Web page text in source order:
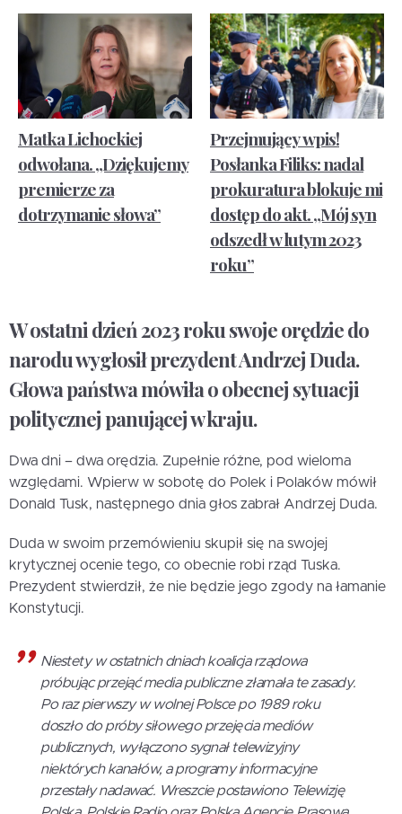
Matka Lichockiej
odwołana. „Dziękujemy
premierze za
dotrzymanie słowa”
Przejmujący wpis!
Posłanka Filiks: nadal
prokuratura blokuje mi
dostęp do akt. „Mój syn
odszedł w lutym 2023
roku”
W ostatni dzień 2023 roku swoje orędzie do
narodu wygłosił prezydent Andrzej Duda.
Głowa państwa mówiła o obecnej sytuacji
politycznej panującej w kraju.
Dwa dni – dwa orędzia. Zupełnie różne, pod wieloma
względami. Wpierw w sobotę do Polek i Polaków mówił
Donald Tusk, następnego dnia głos zabrał Andrzej Duda.
Duda w swoim przemówieniu skupił się na swojej
krytycznej ocenie tego, co obecnie robi rząd Tuska.
Prezydent stwierdził, że nie będzie jego zgody na łamanie
Konstytucji.
Niestety w ostatnich dniach koalicja rządowa
próbując przejąć media publiczne złamała te zasady.
Po raz pierwszy w wolnej Polsce po 1989 roku
doszło do próby siłowego przejęcia mediów
publicznych, wyłączono sygnał telewizyjny
niektórych kanałów, a programy informacyjne
przestały nadawać. Wreszcie postawiono Telewizję